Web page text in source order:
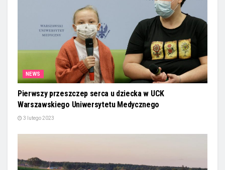
NEWS
Pierwszy przeszczep serca u dziecka w UCK
Warszawskiego Uniwersytetu Medycznego
3 lutego 2023